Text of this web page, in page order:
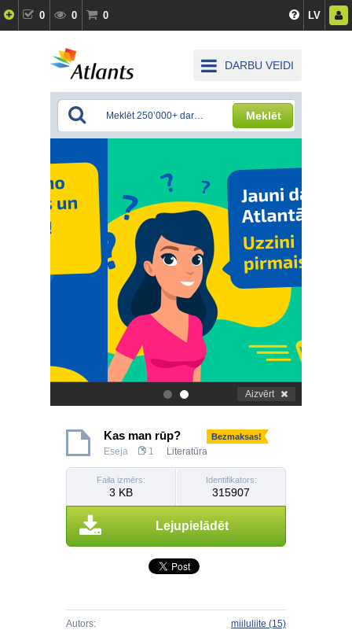
0 0 0 LV
DARBU VEIDI
Meklēt
. Aizvērt
Kas man rūp? Bezmaksas!
Eseja 1 Literatūra
Faila izmērs:
3 KB
Identifikators:
315907
Lejupielādēt
Autors: miiluliite (15)